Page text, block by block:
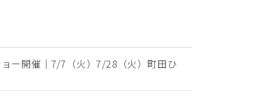
ー開催｜7/7（火）7/28（火）町田ひ